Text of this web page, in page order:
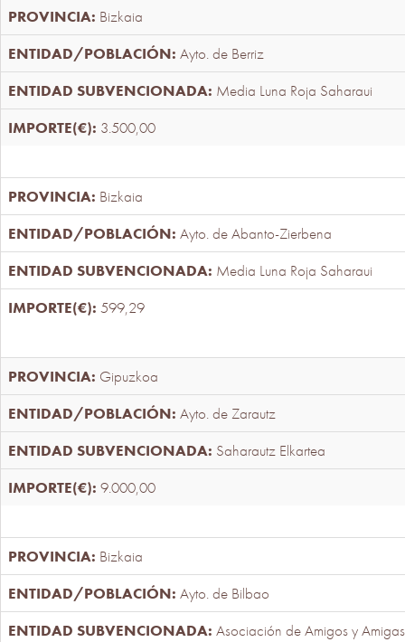
Bizkaia
Ayto. de Berriz
Media Luna Roja Saharaui
3.500,00
Bizkaia
Ayto. de Abanto-Zierbena
Media Luna Roja Saharaui
599,29
Gipuzkoa
Ayto. de Zarautz
Saharautz Elkartea
9.000,00
Bizkaia
Ayto. de Bilbao
Asociación de Amigos y